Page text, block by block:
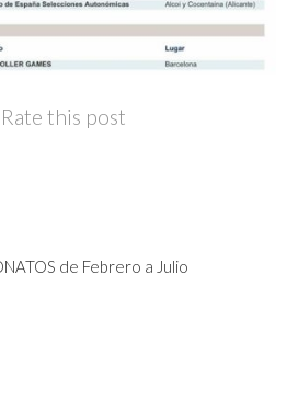
Rate this post
de Febrero a Julio